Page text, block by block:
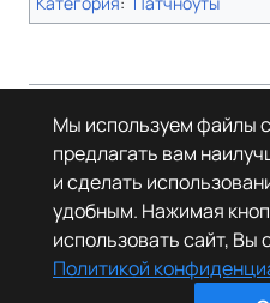
Страница в последний раз была
года в 06:48.
© Леста Игры, 2022–2026. Игры
Blitz основаны на
права на объекты прав третьих
правообладателям.
Политика конфиденциальности
Мы используем файлы
предлагать вам
и сделать
удобным. Нажимая
использовать сайт, Вы
Политикой